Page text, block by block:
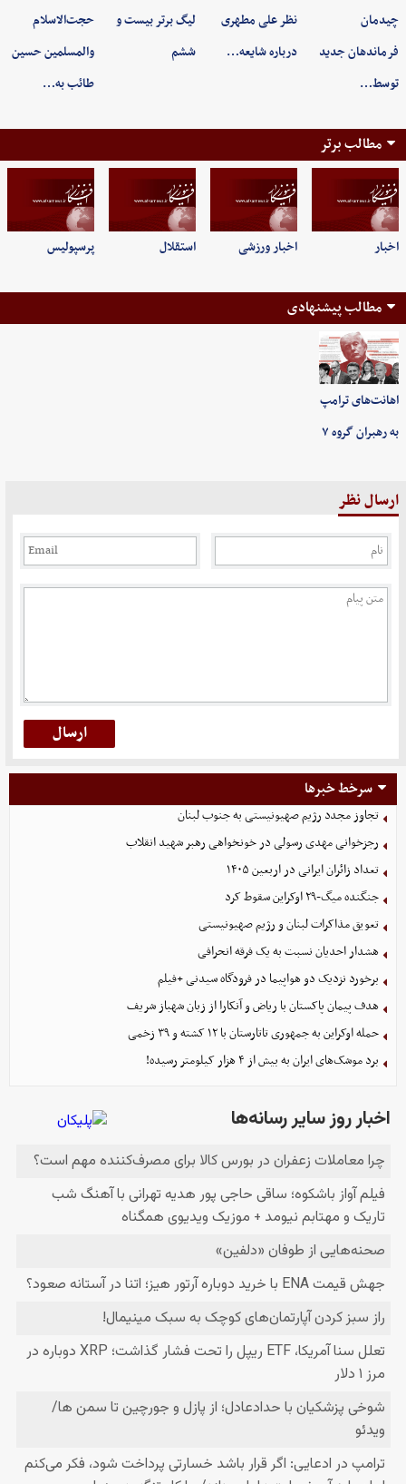
چیدمان
فرماندهان جدید
توسط…
نظر علی مطهری
درباره شایعه…
لیگ برتر بیست و
ششم
حجت‌الاسلام
‌والمسلمین حسین
طائب به…
مطالب برتر
اخبار اخبار ورزشی استقلال پرسپولیس
مطالب پیشنهادی
اهانت‌های ترامپ
به رهبران گروه ۷
ارسال نظر
سرخط خبرها
تجاوز مجدد رژیم صهیونیستی به جنوب لبنان
رجزخوانی مهدی رسولی در خونخواهی رهبر شهید انقلاب
تعداد زائران ایرانی در اربعین ۱۴۰۵
جنگنده میگ-۲۹ اوکراین سقوط کرد
تعویق مذاکرات لبنان و رژیم صهیونیستی
هشدار احدیان نسبت به یک فرقه انحرافی
برخورد نزدیک دو هواپیما در فرودگاه سیدنی +فیلم
هدف پیمان پاکستان با ریاض و آنکارا از زبان شهباز شریف
حمله اوکراین به جمهوری تاتارستان با ۱۲ کشته و ۳۹ زخمی
برد موشک‌های ایران به بیش از ۴ هزار کیلومتر رسیده!